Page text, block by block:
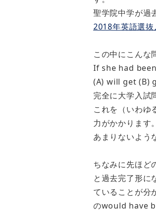
聖学院中学が過
2018年英語選抜
この中にこんな
If she had
(A) will get (B)
完全に大学入試
これを（いわゆ
力がかかります
あまりないよう
ちなみに先ほど
と過去完了形に
ていることが分
のwould have